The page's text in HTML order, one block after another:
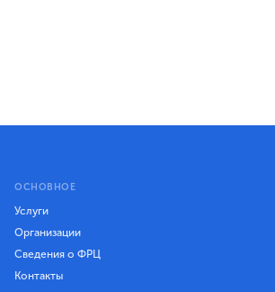
ОСНОВНОЕ
Услуги
Организации
Сведения о ФРЦ
Контакты